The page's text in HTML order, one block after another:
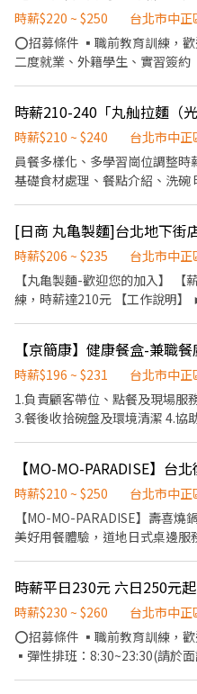
300～1600元 ❖每月業績達成
作、食材備料、進貨盤點 《外場
整潔 ★開朗活潑有笑容 ★ＳＯＰ專業流程 ★無經驗可 ★提供完善
職前教育訓練 ⭕【經營理念】 我們是日本第一的速食連鎖ZENSHO
集團，我們的理念是"消滅世界
現作提供美味可口的日本國民
餐環境、熱情用心的服務態度、
全，顧客安心。不論是單獨一
受用餐的樂趣。
時薪$220 ~ $250
台北市中正
⭕招募條件 ▪職前教育訓練，
二度就業、外籍學生、實習簽
準備、整理→料理製作→提供
⭕獎金福利 ▪不定期活動競賽獎
一次調薪機會) ▪加班費按每分
注重團隊合作及交流，採納同仁
善，依努力及成果將有升遷加
班費為5分鐘為單位計算，重視
時薪$210 ~ $240
台北市中正
員餐多樣化、多學習崗位調整時
基礎食材處理、餐點介紹、洗碗
時薪$206 ~ $235
台北市中正
【丸亀製麵-歡迎您的加入】 【薪資】 ►到職一週完成通過職前訓
練，時薪達210元 【工作說明】 ►不分內/外場都是屬於合併型態的
彈性排班08:30-23:00（面試時請於主
利】 1. 提供員工餐 2. 國定假日
久任獎金 5. 生日禮卷 6. 滿年資
福利歡迎您加入我們★★
時薪$196 ~ $231
台北市中正
1.負責顧客帶位、點餐及現場服
3.餐後收拾碗盤及環境清潔 4.協
配合門市排班（含假日） 【工作時間】（排班制） 09:00－14:00
11:00－14:00 17:00－21:00
01:30 (實際排班依門市需求安排
時薪$210 ~ $250
台北市中正
【MO-MO-PARADISE】壽喜
美好用餐體驗，道地日式桌邊服務。 若您有兼職打工的計畫
後續處理 3. 開店前準備及閉店
管交付工作 ✅工作時段 中班：12:00~21:00 晚班：18:00~22:30或
23:00 (排班區間另安排休息時
佳。) ※彈性排班可討論喔。週
時薪$230 ~ $260
台北市中正
⭕招募條件 ▪職前教育訓練，
▪彈性排班：8:30~23:30(請於面試時